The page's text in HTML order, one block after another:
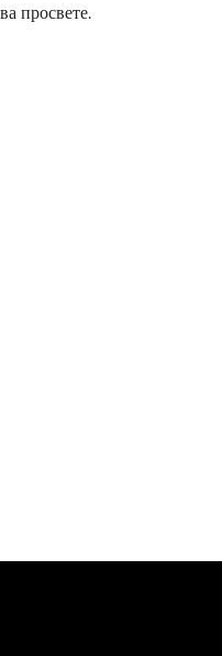
просвете.